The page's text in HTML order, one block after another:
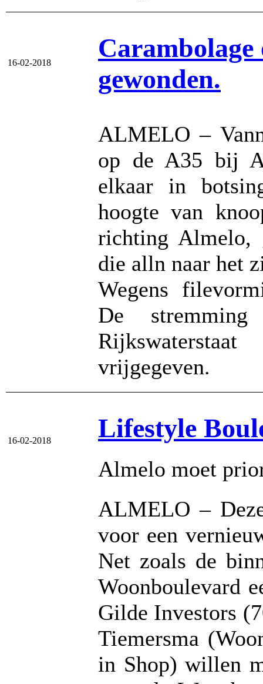
16-02-2018
gewonden.
ALMELO –
op de A35 bij
elkaar in
hoogte van
richting Almelo,
die alln naar het
Wegens
De
vrijgegeven.
16-02-2018 Lifestyle
Almelo moet
ALMELO –
voor een
Net zoals de
Woonboulevard
Gilde Investors
Tiemersma
in Shop) willen